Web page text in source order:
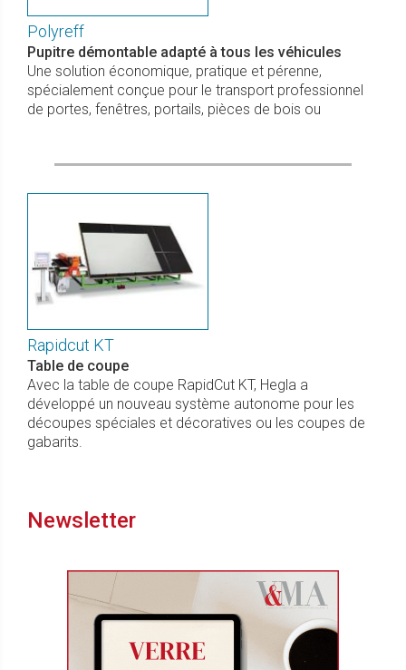
Polyreff
Pupitre démontable adapté à tous les véhicules
Une solution économique, pratique et pérenne,
spécialement conçue pour le transport professionnel
de portes, fenêtres, portails, pièces de bois ou
Rapidcut KT
Table de coupe
Avec la table de coupe RapidCut KT, Hegla a
développé un nouveau système autonome pour les
découpes spéciales et décoratives ou les coupes de
gabarits.
Newsletter